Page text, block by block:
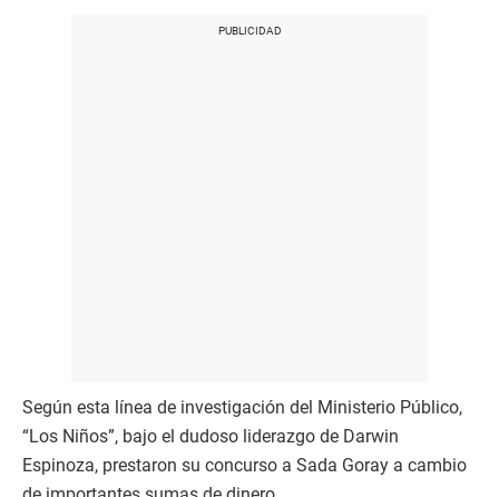
Según esta línea de investigación del Ministerio Público,
“Los Niños”, bajo el dudoso liderazgo de Darwin
Espinoza, prestaron su concurso a Sada Goray a cambio